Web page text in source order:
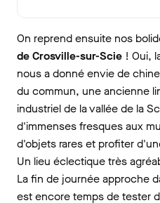
On reprend ensuite nos
de Crosville-sur-Scie ! Oui,
nous a donné envie de
du commun, une ancienne
industriel de la vallée de la
d'immenses fresques aux
d'objets rares et profiter
Un lieu éclectique très
La fin de journée approche
est encore temps de tester